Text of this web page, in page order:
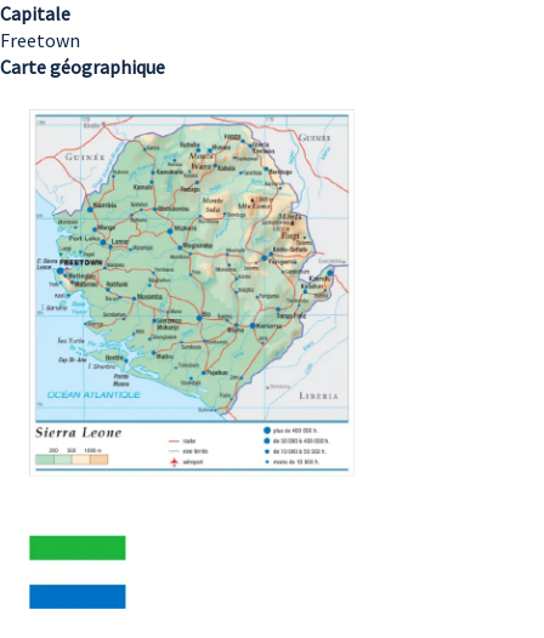
Capitale
Freetown
Carte géographique
Image